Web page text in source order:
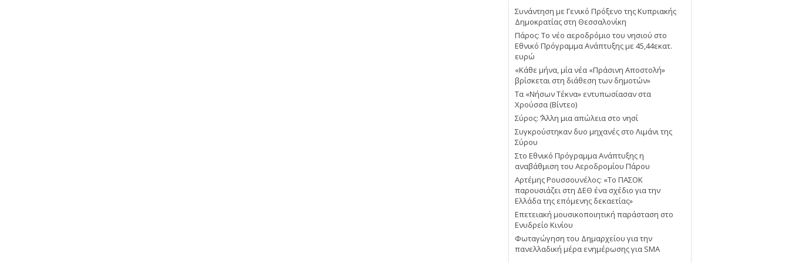
Συνάντηση με Γενικό Πρόξενο της Κυπριακής
Δημοκρατίας στη Θεσσαλονίκη
Πάρος: Το νέο αεροδρόμιο του νησιού στο
Εθνικό Πρόγραμμα Ανάπτυξης με 45,44εκατ.
ευρώ
«Κάθε μήνα, μία νέα «Πράσινη Αποστολή»
βρίσκεται στη διάθεση των δημοτών»
Τα «Νήσων Τέκνα» εντυπωσίασαν στα
Χρούσσα (Βίντεο)
Σύρος: ΄’Άλλη μια απώλεια στο νησί
Συγκρούστηκαν δυο μηχανές στο Λιμάνι της
Σύρου
Στο Εθνικό Πρόγραμμα Ανάπτυξης η
αναβάθμιση του Αεροδρομίου Πάρου
Αρτέμης Ρουσσουνέλος: «Το ΠΑΣΟΚ
παρουσιάζει στη ΔΕΘ ένα σχέδιο για την
Ελλάδα της επόμενης δεκαετίας»
Επετειακή μουσικοποιητική παράσταση στο
Ενυδρείο Κινίου
Φωταγώγηση του Δημαρχείου για την
πανελλαδική μέρα ενημέρωσης για SMA